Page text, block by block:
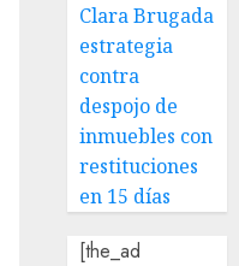
Clara Brugada
estrategia
contra
despojo de
inmuebles con
restituciones
en 15 días
[the_ad